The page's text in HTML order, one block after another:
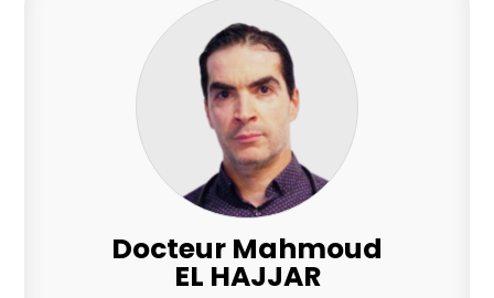
Docteur Mahmoud
EL HAJJAR